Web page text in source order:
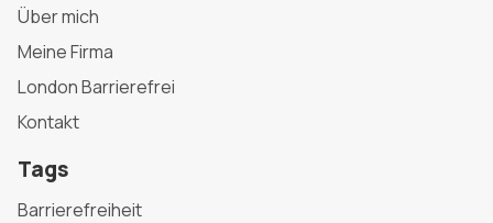
Über mich
Meine Firma
London Barrierefrei
Kontakt
Tags
Barrierefreiheit